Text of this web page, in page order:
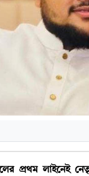
প্রথম লাইনেই